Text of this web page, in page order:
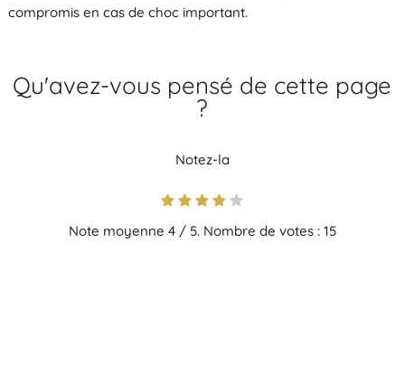
compromis en cas de choc important.
Qu'avez-vous pensé de cette page
?
Notez-la
Note moyenne 4/ 5. Nombre de votes : 15